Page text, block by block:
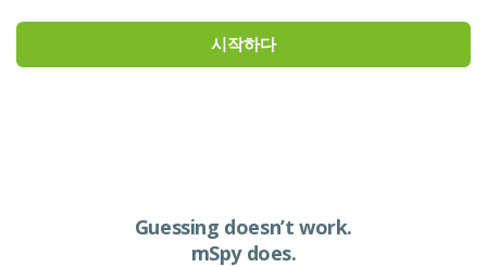
시작하다
Guessing doesn’t work.
mSpy does.